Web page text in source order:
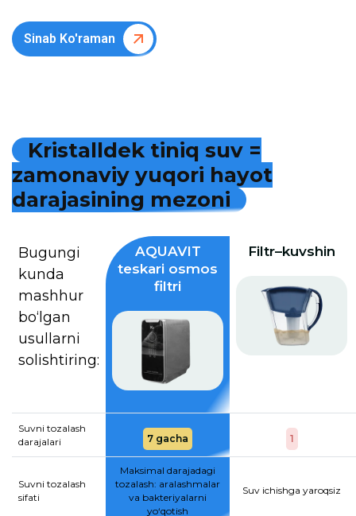
Sinab Ko'raman
Kristalldek tiniq suv =
zamonaviy yuqori hayot
darajasining mezoni
Bugungi
kunda
mashhur
bo‘lgan
usullarni
solishtiring:
AQUAVIT
teskari osmos
filtri
Filtr–kuvshin
Suvni tozalash
darajalari
7 gacha 1
Suvni tozalash
sifati
Maksimal darajadagi
tozalash: aralashmalar
va bakteriyalarni
yo‘qotish
Suv ichishga yaroqsiz